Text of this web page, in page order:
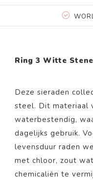
Ring 3 Witte
Deze sieraden
steel. Dit materiaal
waterbestendig,
dagelijks gebruik.
levensduur raden
met chloor, zout
chemicaliën te